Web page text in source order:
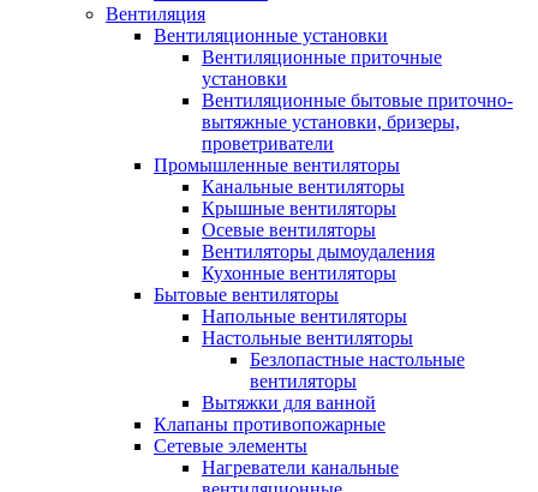
Вентиляция
Вентиляционные установки
Вентиляционные приточные
установки
Вентиляционные бытовые приточно-
вытяжные установки, бризеры,
проветриватели
Промышленные вентиляторы
Канальные вентиляторы
Крышные вентиляторы
Осевые вентиляторы
Вентиляторы дымоудаления
Кухонные вентиляторы
Бытовые вентиляторы
Напольные вентиляторы
Настольные вентиляторы
Безлопастные настольные
вентиляторы
Вытяжки для ванной
Клапаны противопожарные
Сетевые элементы
Нагреватели канальные